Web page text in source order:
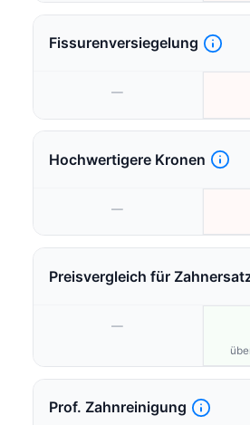
Fissurenversiegelung
—
Hochwertigere Kronen
—
Preisvergleich für
—
Prof. Zahnreinigung